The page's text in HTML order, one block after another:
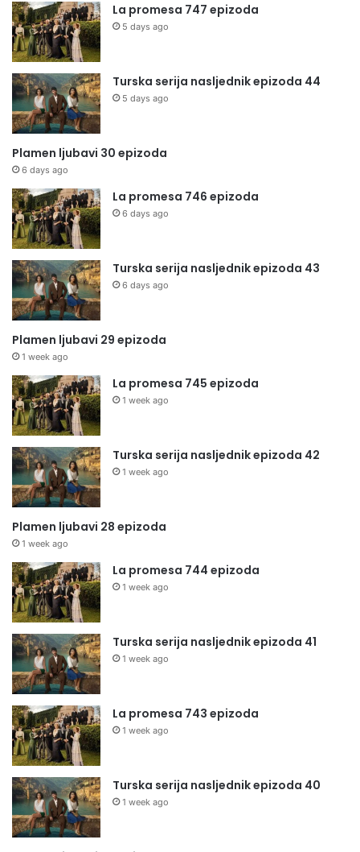
La promesa 747 epizoda
5 days ago
Turska serija nasljednik epizoda 44
5 days ago
Plamen ljubavi 30 epizoda
6 days ago
La promesa 746 epizoda
6 days ago
Turska serija nasljednik epizoda 43
6 days ago
Plamen ljubavi 29 epizoda
1 week ago
La promesa 745 epizoda
1 week ago
Turska serija nasljednik epizoda 42
1 week ago
Plamen ljubavi 28 epizoda
1 week ago
La promesa 744 epizoda
1 week ago
Turska serija nasljednik epizoda 41
1 week ago
La promesa 743 epizoda
1 week ago
Turska serija nasljednik epizoda 40
1 week ago